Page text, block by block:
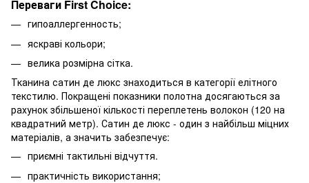
Переваги First Choice:
гипоаллергенность;
яскраві кольори;
велика розмірна сітка.
Тканина сатин де люкс знаходиться в категорії елітного
текстилю. Покращені показники полотна досягаються за
рахунок збільшеної кількості переплетень волокон (120 на
квадратний метр). Сатин де люкс - один з найбільш міцних
матеріалів, а значить забезпечує:
приємні тактильні відчуття.
практичність використання;